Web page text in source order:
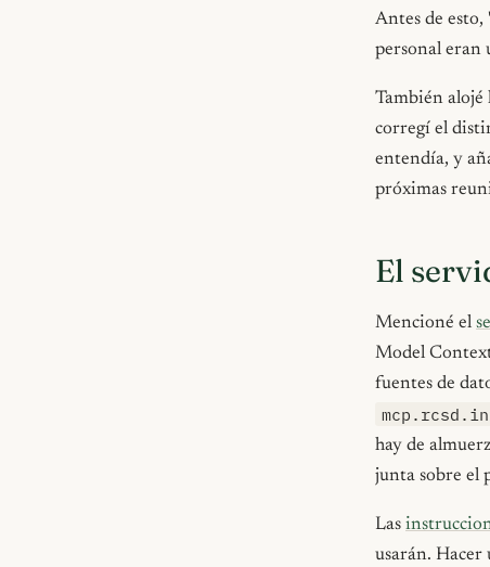
Antes de
personal eran
También alojé
corregí el
entendía, y
próximas
El
Mencioné el
Model
fuentes de
hay de
junta sobre el
Las
usarán. Hacer